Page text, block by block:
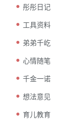
彤彤日记
工具资料
弟弟千屹
心情随笔
千金一诺
想法意见
育儿教育